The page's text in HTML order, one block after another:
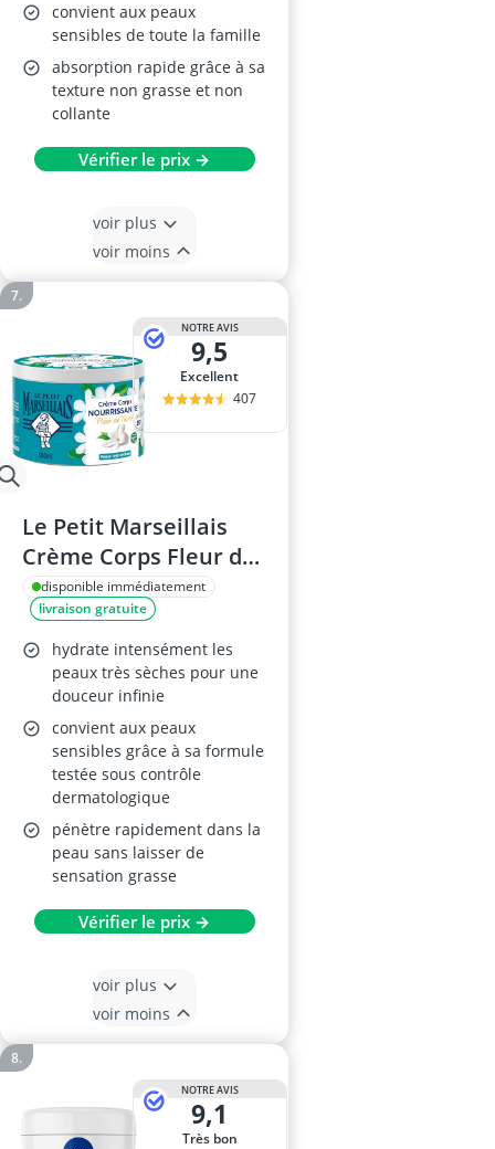
convient aux peaux
sensibles de toute la famille
absorption rapide grâce à sa
texture non grasse et non
collante
Vérifier le prix →
voir plus
voir moins
NOTRE AVIS
9,5
Excellent
407
Le Petit Marseillais
Crème Corps Fleur de
Tiaré 380 ml
disponible immédiatement
livraison gratuite
hydrate intensément les
peaux très sèches pour une
douceur infinie
convient aux peaux
sensibles grâce à sa formule
testée sous contrôle
dermatologique
pénètre rapidement dans la
peau sans laisser de
sensation grasse
Vérifier le prix →
voir plus
voir moins
NOTRE AVIS
9,1
Très bon